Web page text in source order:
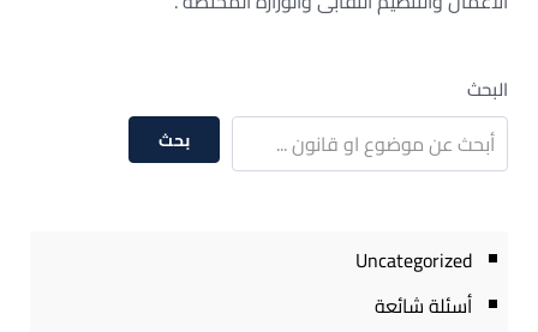
البحث
بحث
Uncategorized
أسئلة شائعة